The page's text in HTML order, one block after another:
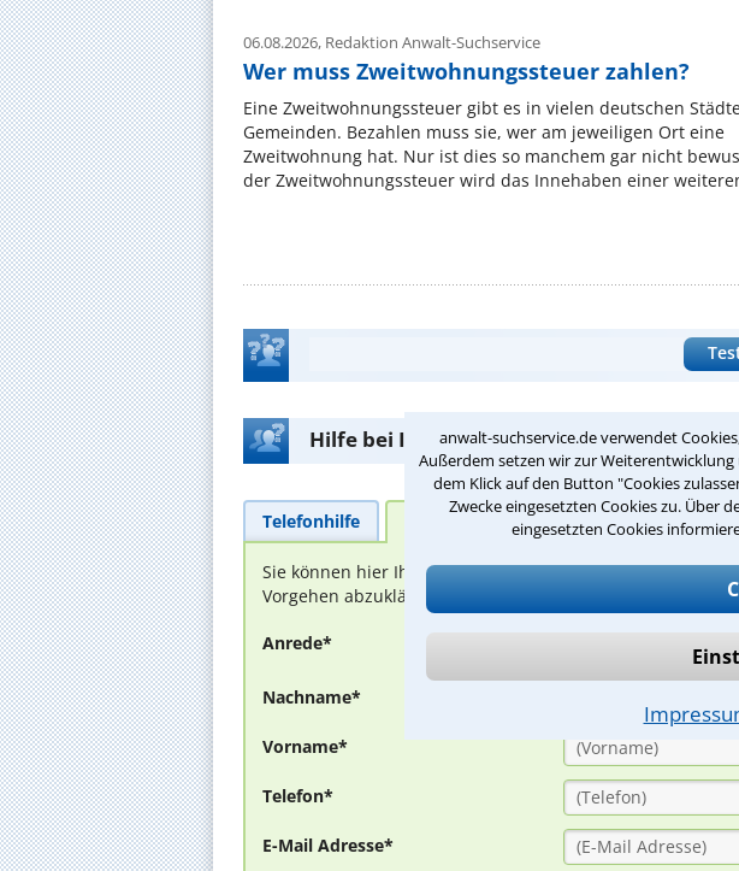
anwalt-suchservice.de verwendet
Außerdem setzen wir zur
dem Klick auf den Button "Cookies
Zwecke eingesetzten Cookies zu. Über
eingesetzten Cookies
06.08.2026, Redaktion Anwalt-Suchservice
Wer muss Zweitwohnungssteuer zahlen?
Eine Zweitwohnungssteuer gibt es in vielen deutschen
Gemeinden. Bezahlen muss sie, wer am jeweiligen Ort eine
Zweitwohnung hat. Nur ist dies so manchem gar nicht
der Zweitwohnungssteuer wird das Innehaben einer
Hilfe bei Ihrer Anwaltsuche?
Telefonhilfe Beratungsanfrage
Sie können hier Ihren Fall schildern. Anschließend
Vorgehen abzuklären. Die Rückmeldung durch einen
Anrede*
Nachname*
Vorname*
Telefon*
E-Mail Adresse*